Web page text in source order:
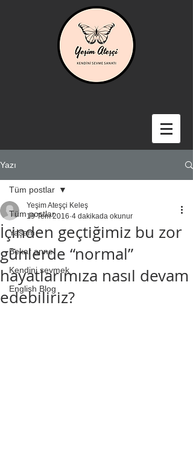
Yazı
Tüm postlar
Yaşam
Bekar anne
Kendini sevmek
English Blog
Tüm postlar
İçinden geçtiğimiz bu zor
günlerde “normal”
hayatlarımıza nasıl devam
edebiliriz?
Yeşim Ateşçi Keleş
19 Tem 2016 4 dakikada okunur